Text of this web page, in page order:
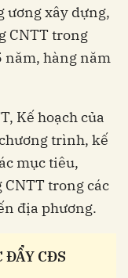
ương xây dựng,
CNTT trong
năm, hàng năm
Kế hoạch của
trình, kế
mục tiêu,
trong các
địa phương.
ĐẨY CĐS